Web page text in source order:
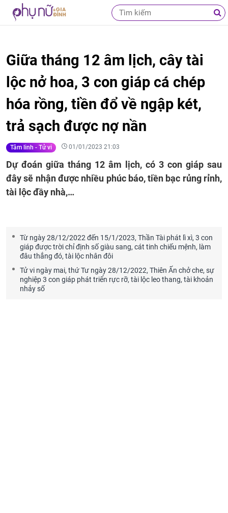
Giữa tháng 12 âm lịch, cây tài
lộc nở hoa, 3 con giáp cá chép
hóa rồng, tiền đổ về ngập két,
trả sạch được nợ nần
Tâm linh - Tử vi 01/01/2023 21:03
Dự đoán giữa tháng 12 âm lịch, có 3 con giáp sau
đây sẽ nhận được nhiều phúc báo, tiền bạc rủng rỉnh,
tài lộc đầy nhà,…
Từ ngày 28/12/2022 đến 15/1/2023, Thần Tài phát lì xì, 3 con
giáp được trời chỉ định số giàu sang, cát tinh chiếu mệnh, làm
đâu thắng đó, tài lộc nhân đôi
Tử vi ngày mai, thứ Tư ngày 28/12/2022, Thiên Ấn chở che, sự
nghiệp 3 con giáp phát triển rực rỡ, tài lộc leo thang, tài khoản
nhảy số